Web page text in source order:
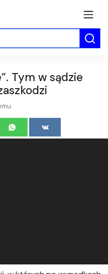
Tym w sądzie